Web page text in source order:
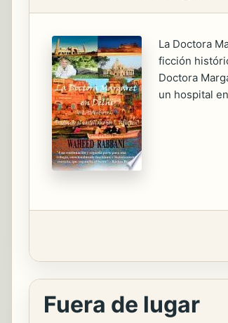
La Doctora
ficción
Doctora
un hospital
Fuera de lugar